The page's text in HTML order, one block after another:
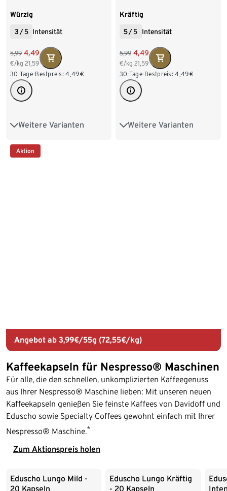
Würzig
3 / 5 Intensität
5,99 4,49
€/kg 21,59
30-Tage-Bestpreis: 4,49€
Weitere Varianten
32 Pads 384 Pads
Kräftig
5/5 Intensität
5,99 4,49
€/kg 21,59
30-Tage-Bestpreis: 4,49€
Weitere Varianten
32 Pads 384 Pads
Aktion
Angebot ab 3,99€/55g (72,55€/kg)
Kaffeekapseln für Nespresso® Maschinen
Für alle, die den schnellen, unkomplizierten Kaffeegenuss
aus Ihrer Nespresso® Maschine lieben: Mit unseren neuen
Kaffeekapseln genießen Sie feinste Kaffees von Davidoff und
Eduscho sowie Specialty Coffees gewohnt einfach mit Ihrer
Nespresso® Maschine.*
Zum Aktionspreis holen
Eduscho Lungo Mild -
20 Kapseln
Eduscho Lungo Kräftig
- 20 Kapseln